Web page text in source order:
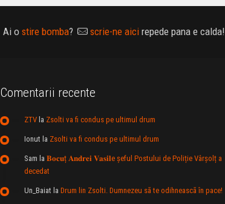
Ai o stire bomba? scrie-ne aicirepede pana e calda!
Comentarii recente
ZTVla Zsolti va fi condus pe ultimul drum
Ionut la Zsolti va fi condus pe ultimul drum
Sam la 𝐁𝐨𝐜𝐮ț 𝐀𝐧𝐝𝐫𝐞𝐢 𝐕𝐚𝐬𝐢𝐥e şeful Postului de Poliție Vârșolț a
decedat
Un_Baiat la Drum lin Zsolti. Dumnezeu sã te odihneascã în pace!